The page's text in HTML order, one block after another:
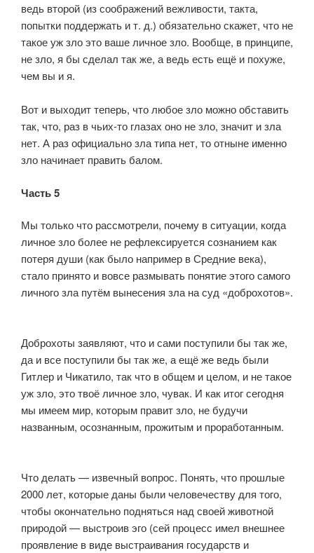
ведь второй (из соображений вежливости, такта,
попытки поддержать и т. д.) обязательно скажет, что не
такое уж зло это ваше личное зло. Вообще, в принципе,
не зло, я бы сделал так же, а ведь есть ещё и похуже,
чем вы и я.
Вот и выходит теперь, что любое зло можно обставить
так, что, раз в чьих-то глазах оно не зло, значит и зла
нет. А раз официально зла типа нет, то отныне именно
зло начинает править балом.
Часть 5
Мы только что рассмотрели, почему в ситуации, когда
личное зло более не рефлексируется сознанием как
потеря души (как было например в Средние века),
стало принято и вовсе размывать понятие этого самого
личного зла путём вынесения зла на суд «доброхотов».
Доброхоты заявляют, что и сами поступили бы так же,
да и все поступили бы так же, а ещё же ведь были
Гитлер и Чикатило, так что в общем и целом, и не такое
уж зло, это твоё личное зло, чувак. И как итог сегодня
мы имеем мир, которым правит зло, не будучи
названным, осознанным, прожитым и проработанным.
Что делать — извечный вопрос. Понять, что прошлые
2000 лет, которые даны были человечеству для того,
чтобы окончательно подняться над своей животной
природой — выстроив эго (сей процесс имел внешнее
проявление в виде выстраивания государств и